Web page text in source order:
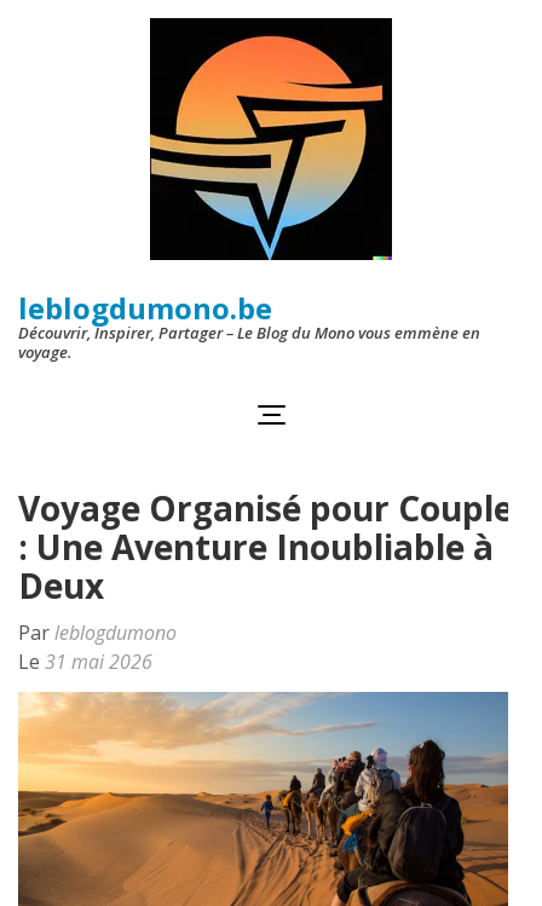
leblogdumono.be
Découvrir, Inspirer, Partager – Le Blog du Mono vous emmène en
voyage.
Voyage Organisé pour Couple
: Une Aventure Inoubliable à
Deux
Parleblogdumono
Le 31 mai 2026